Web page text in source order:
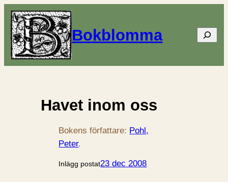
Bokblomma Sök
Havet inom oss
Bokens författare: Pohl,
Peter.
Inlägg postat23 dec 2008